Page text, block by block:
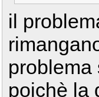
il
poichè la